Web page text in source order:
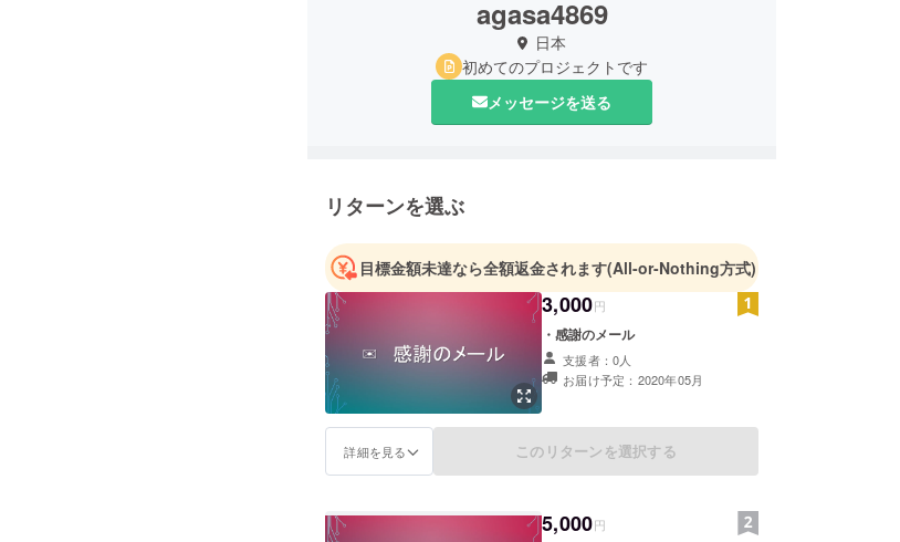
agasa4869
日本
初めてのプロジェクトです
メッセージを送る
リターンを選ぶ
目標金額未達なら全額返金されます(All-or-Nothing方式)
3,000円
・感謝のメール
支援者：0人
お届け予定：2020年05月
詳細を見る このリターンを選択する
5,000円